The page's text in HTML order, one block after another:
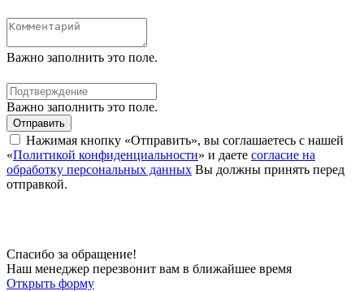
Важно заполнить это поле.
Важно заполнить это поле.
Отправить
Нажимая кнопку «Отправить», вы соглашаетесь с нашей
«Политикой конфиденциальности» и даете согласие на
обработку персональных данных Вы должны принять перед
отправкой.
Спасибо за обращение!
Наш менеджер перезвонит вам в ближайшее время
Открыть форму